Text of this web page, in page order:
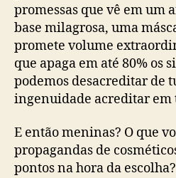
promessas que vê em um
base milagrosa, uma
promete volume
que apaga em até 80% os
podemos desacreditar de
ingenuidade acreditar em
E então meninas? O que
propagandas de
pontos na hora da escolha?